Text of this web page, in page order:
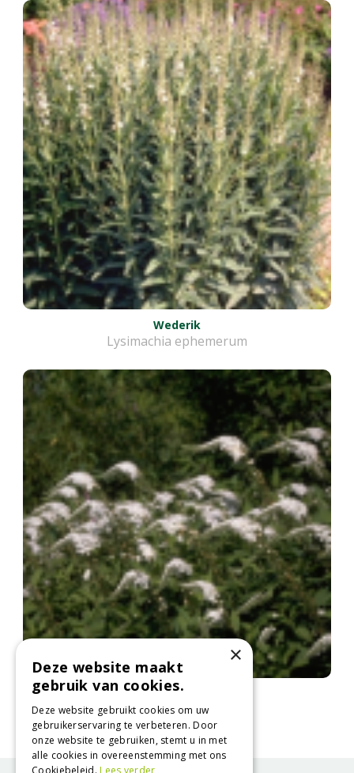
Wederik
Lysimachia ephemerum
Wederik
Lysimachia clethroides
×
Deze website maakt
gebruik van cookies.
Deze website gebruikt cookies om uw
gebruikerservaring te verbeteren. Door
onze website te gebruiken, stemt u in met
alle cookies in overeenstemming met ons
Cookiebeleid.Lees verder